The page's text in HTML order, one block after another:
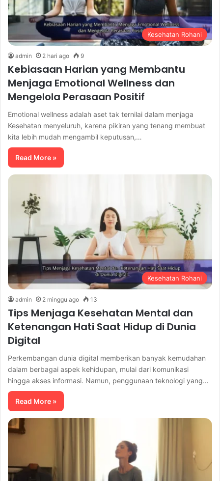
Kesehatan Rohani
admin 2 hari ago 9
Kebiasaan Harian yang Membantu
Menjaga Emotional Wellness dan
Mengelola Perasaan Positif
Emotional wellness adalah aset tak ternilai dalam menjaga
Kesehatan menyeluruh, karena pikiran yang tenang membuat
kita lebih mudah mengambil keputusan,…
Read More »
Kesehatan Rohani
admin 2 minggu ago 13
Tips Menjaga Kesehatan Mental dan
Ketenangan Hati Saat Hidup di Dunia
Digital
Perkembangan dunia digital memberikan banyak kemudahan
dalam berbagai aspek kehidupan, mulai dari komunikasi
hingga akses informasi. Namun, penggunaan teknologi yang…
Read More »